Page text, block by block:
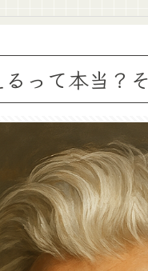
って本当？